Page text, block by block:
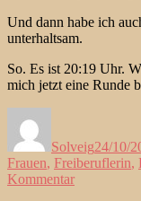
Und dann habe ich
unterhaltsam.
So. Es ist 20:19 Uhr.
mich jetzt eine Runde
Solveig24/10/
Frauen, Freiberuflerin,
Kommentarzu